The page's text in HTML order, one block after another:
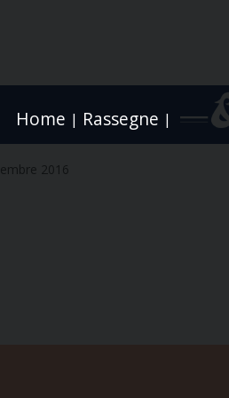
Home | Rassegne |
2016